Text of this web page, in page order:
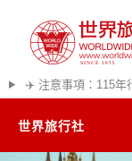
✈️ 注意事項：115年
世界旅行社